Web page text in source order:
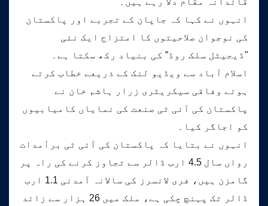
انہوں نے کہا کہ جاپان کے تجربے اور پاکستان
کی نوجوان صلاحیتوں کا امتزاج ایک نئی
"ڈیجیٹل سلک روڈ” کی بنیاد رکھ سکتا ہے۔
اسلام آباد سے ویڈیو لنک کے ذریعے خطاب کرتے
ہوئے وفاقی سیکریٹری زرار ہاشم خان نے
پاکستان کی آئی ٹی صنعت کی نمایاں کامیابیوں
کو اجاگر کیا۔
انہوں نے بتایا کہ پاکستان کی آئی ٹی برآمدات
رواں سال 4.5 ارب ڈالر سے تجاوز کرنے کی راہ پر
گامزن ہیں، فری لانسرز کی سالانہ آمدنی 1.1 ارب
ڈالر تک پہنچ چکی ہے، ملک میں 26 ہزار سے زائد